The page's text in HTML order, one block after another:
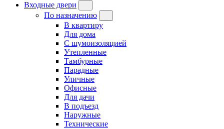
Входные двери
По назначению
В квартиру
Для дома
С шумоизоляцией
Утепленные
Тамбурные
Парадные
Уличные
Офисные
Для дачи
В подъезд
Наружные
Технические